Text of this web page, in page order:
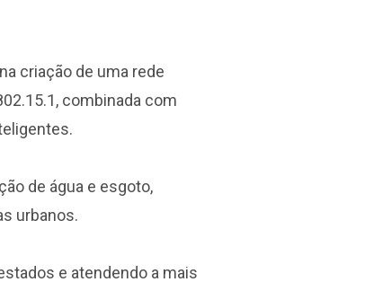
criação de uma rede
combinada com
de água e esgoto,
urbanos.
e atendendo a mais